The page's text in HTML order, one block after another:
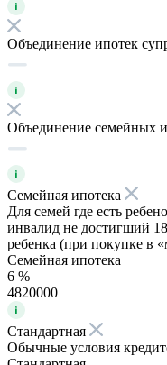
Объединение ипотек
Объединение семейных
Семейная ипотека
Для семей где есть
инвалид не достигший
ребенка (при покупке в
Семейная ипотека
6 %
4820000
Стандартная
Обычные условия